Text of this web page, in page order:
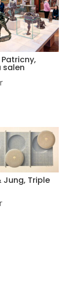
salen
Jung, Triple